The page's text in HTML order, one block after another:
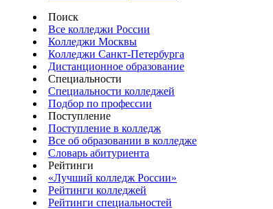
Поиск
Все колледжи России
Колледжи Москвы
Колледжи Санкт-Петербурга
Дистанционное образование
Специальности
Специальности колледжей
Подбор по профессии
Поступление
Поступление в колледж
Все об образовании в колледже
Словарь абитуриента
Рейтинги
«Лучший колледж России»
Рейтинги колледжей
Рейтинги специальностей